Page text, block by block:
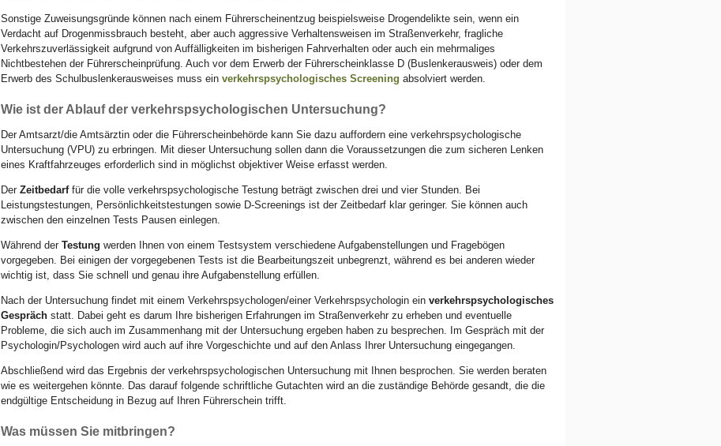
Sonstige Zuweisungsgründe können nach einem Führerscheinentzug beispielsweise Drogendelikte sein, wenn ein
Verdacht auf Drogenmissbrauch besteht, aber auch aggressive Verhaltensweisen im Straßenverkehr, fragliche
Verkehrszuverlässigkeit aufgrund von Auffälligkeiten im bisherigen Fahrverhalten oder auch ein mehrmaliges
Nichtbestehen der Führerscheinprüfung. Auch vor dem Erwerb der Führerscheinklasse D (Buslenkerausweis) oder dem
Erwerb des Schulbuslenkerausweises muss ein verkehrspsychologisches Screening absolviert werden.
Wie ist der Ablauf der verkehrspsychologischen Untersuchung?
Der Amtsarzt/die Amtsärztin oder die Führerscheinbehörde kann Sie dazu auffordern eine verkehrspsychologische
Untersuchung (VPU) zu erbringen. Mit dieser Untersuchung sollen dann die Voraussetzungen die zum sicheren Lenken
eines Kraftfahrzeuges erforderlich sind in möglichst objektiver Weise erfasst werden.
Der Zeitbedarffür die volle verkehrspsychologische Testung beträgt zwischen drei und vier Stunden. Bei
Leistungstestungen, Persönlichkeitstestungen sowie D-Screenings ist der Zeitbedarf klar geringer. Sie können auch
zwischen den einzelnen Tests Pausen einlegen.
Während der Testung werden Ihnen von einem Testsystem verschiedene Aufgabenstellungen und Fragebögen
vorgegeben. Bei einigen der vorgegebenen Tests ist die Bearbeitungszeit unbegrenzt, während es bei anderen wieder
wichtig ist, dass Sie schnell und genau ihre Aufgabenstellung erfüllen.
Nach der Untersuchung findet mit einem Verkehrspsychologen/einer Verkehrspsychologin ein verkehrspsychologisches
Gespräch statt. Dabei geht es darum Ihre bisherigen Erfahrungen im Straßenverkehr zu erheben und eventuelle
Probleme, die sich auch im Zusammenhang mit der Untersuchung ergeben haben zu besprechen. Im Gespräch mit der
Psychologin/Psychologen wird auch auf ihre Vorgeschichte und auf den Anlass Ihrer Untersuchung eingegangen.
Abschließend wird das Ergebnis der verkehrspsychologischen Untersuchung mit Ihnen besprochen. Sie werden beraten
wie es weitergehen könnte. Das darauf folgende schriftliche Gutachten wird an die zuständige Behörde gesandt, die die
endgültige Entscheidung in Bezug auf Ihren Führerschein trifft.
Was müssen Sie mitbringen?